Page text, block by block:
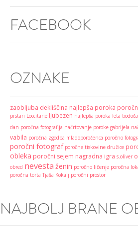
FACEBOOK
OZNAKE
zaobljuba dekliščina najlepša poroka
prstan Loccitane ljubezen najlepša poroka leta
dan poročna fotografija načrtovanje poroke gabrijela
vabila poročna zgodba mladoporočenca poročno
poročni fotograf poročne tiskovine družice
obleka poročni sejem nagradna igra s.oliver
obred nevesta ženin poročno ličenje poročna
poročna torta Tjaša Kokalj poročni prostor
NAJBOLJ BRANE